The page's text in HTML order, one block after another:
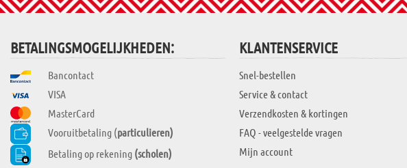
BETALINGSMOGELIJKHEDEN:
Bancontact
VISA
MasterCard
Vooruitbetaling (particulieren)
Betaling op rekening (scholen)
KLANTENSERVICE
Snel-bestellen
Service & contact
Verzendkosten & kortingen
FAQ - veelgestelde vragen
Mijn account